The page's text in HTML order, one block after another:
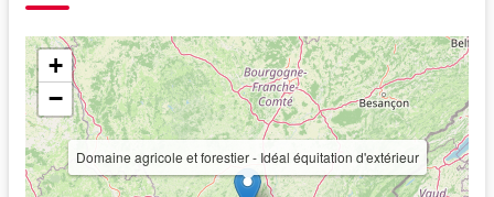
Domaine agricole et forestier - Idéal équitation d'extérieur
+
−